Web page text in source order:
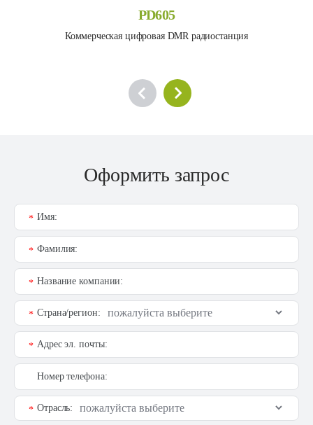
PD605
Коммерческая цифровая DMR радиостанция
Оформить запрос
Имя:
*
Фамилия:
*
Название компании:
*
Страна/регион:
*
Адрес эл. почты:
*
Номер телефона:
Отрасль:
*